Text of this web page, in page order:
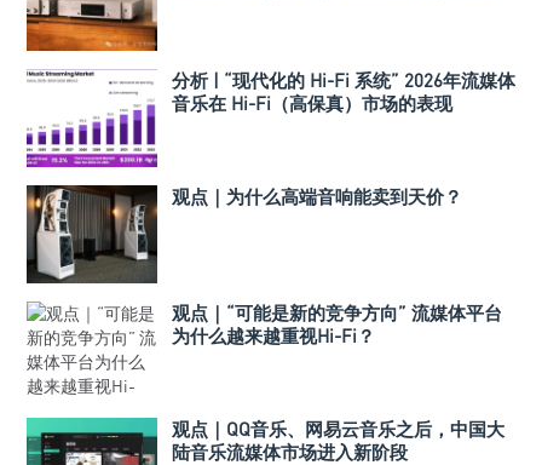
分析 | “现代化的 Hi-Fi 系统” 2026年流媒体
音乐在 Hi-Fi（高保真）市场的表现
观点｜为什么高端音响能卖到天价？
观点｜“可能是新的竞争方向” 流媒体平台
为什么越来越重视Hi-Fi？
观点｜QQ音乐、网易云音乐之后，中国大
陆音乐流媒体市场进入新阶段